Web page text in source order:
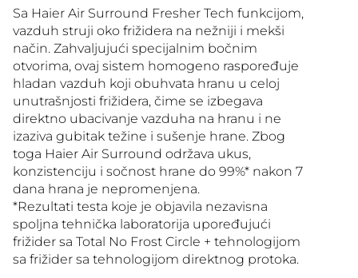
Sa Haier Air Surround Fresher Tech funkcijom,
vazduh struji oko frižidera na nežniji i mekši
način. Zahvaljujući specijalnim bočnim
otvorima, ovaj sistem homogeno raspoređuje
hladan vazduh koji obuhvata hranu u celoj
unutrašnjosti frižidera, čime se izbegava
direktno ubacivanje vazduha na hranu i ne
izaziva gubitak težine i sušenje hrane. Zbog
toga Haier Air Surround održava ukus,
konzistenciju i sočnost hrane do 99%* nakon 7
dana hrana je nepromenjena.
*Rezultati testa koje je objavila nezavisna
spoljna tehnička laboratorija upoređujući
frižider sa Total No Frost Circle + tehnologijom
sa frižider sa tehnologijom direktnog protoka.